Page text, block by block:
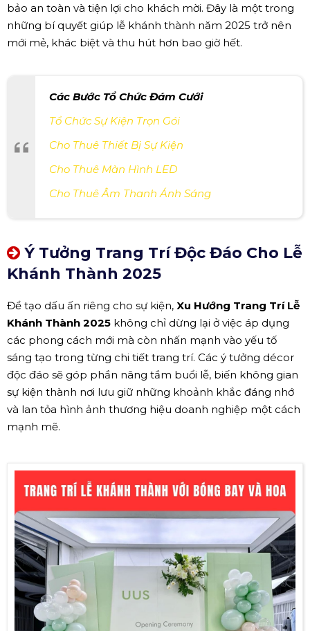
bảo an toàn và tiện lợi cho khách mời. Đây là một trong
những bí quyết giúp lễ khánh thành năm 2025 trở nên
mới mẻ, khác biệt và thu hút hơn bao giờ hết.
Các Bước Tổ Chức Đám Cưới
Tổ Chức Sự Kiện Trọn Gói
Cho Thuê Thiết Bị Sự Kiện
Cho Thuê Màn Hình LED
Cho Thuê Âm Thanh Ánh Sáng
Ý Tưởng Trang Trí Độc Đáo Cho Lễ
Khánh Thành 2025
Để tạo dấu ấn riêng cho sự kiện, Xu Hướng Trang Trí Lễ
Khánh Thành 2025 không chỉ dừng lại ở việc áp dụng
các phong cách mới mà còn nhấn mạnh vào yếu tố
sáng tạo trong từng chi tiết trang trí. Các ý tưởng décor
độc đáo sẽ góp phần nâng tầm buổi lễ, biến không gian
sự kiện thành nơi lưu giữ những khoảnh khắc đáng nhớ
và lan tỏa hình ảnh thương hiệu doanh nghiệp một cách
mạnh mẽ.